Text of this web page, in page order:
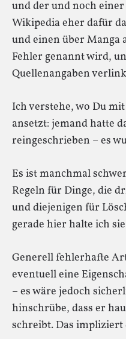
und der und noch einer
Wikipedia eher dafür
und einen über Manga
Fehler genannt wird,
Quellenangaben
Ich verstehe, wo Du
ansetzt: jemand hatte
reingeschrieben – es
Es ist manchmal
Regeln für Dinge, die
und diejenigen für
gerade hier halte ich
Generell fehlerhafte
eventuell eine
– es wäre jedoch
hinschrübe, dass er
schreibt. Das impliziert